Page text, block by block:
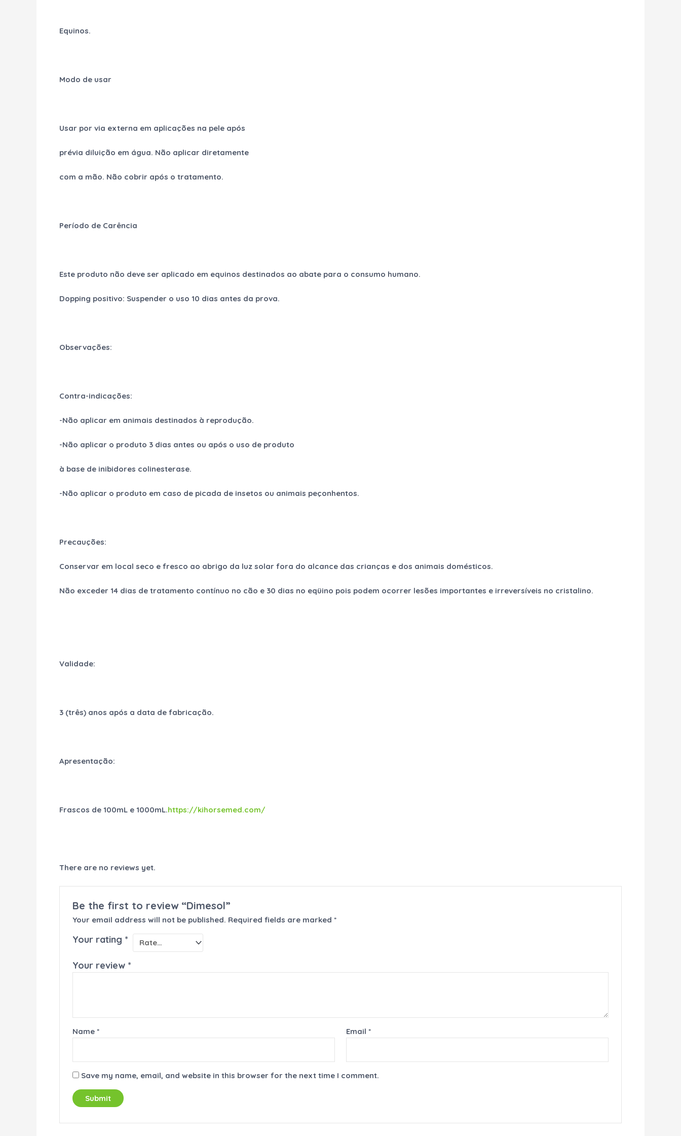
Equinos.
Modo de usar
Usar por via externa em aplicações na pele após
prévia diluição em água. Não aplicar diretamente
com a mão. Não cobrir após o tratamento.
Período de Carência
Este produto não deve ser aplicado em equinos destinados ao abate para o consumo humano.
Dopping positivo: Suspender o uso 10 dias antes da prova.
Observações:
Contra-indicações:
-Não aplicar em animais destinados à reprodução.
-Não aplicar o produto 3 dias antes ou após o uso de produto
à base de inibidores colinesterase.
-Não aplicar o produto em caso de picada de insetos ou animais peçonhentos.
Precauções:
Conservar em local seco e fresco ao abrigo da luz solar fora do alcance das crianças e dos animais domésticos.
Não exceder 14 dias de tratamento contínuo no cão e 30 dias no eqüino pois podem ocorrer lesões importantes e irreversíveis no cristalino.
Validade:
3 (três) anos após a data de fabricação.
Apresentação:
Frascos de 100mL e 1000mL.https://kihorsemed.com/
There are no reviews yet.
Be the first to review “Dimesol”
Your email address will not be published. Required fields are marked*
Your rating *
Your review *
Name* Email *
Save my name, email, and website in this browser for the next time I comment.